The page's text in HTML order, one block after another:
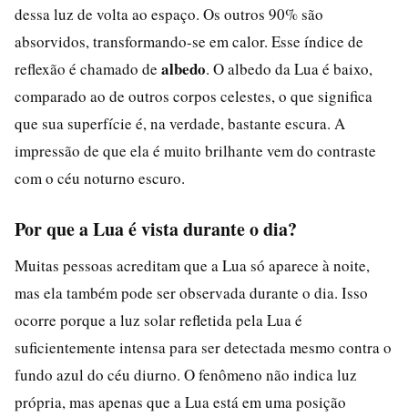
dessa luz de volta ao espaço. Os outros 90% são
absorvidos, transformando-se em calor. Esse índice de
reflexão é chamado de albedo. O albedo da Lua é baixo,
comparado ao de outros corpos celestes, o que significa
que sua superfície é, na verdade, bastante escura. A
impressão de que ela é muito brilhante vem do contraste
com o céu noturno escuro.
Por que a Lua é vista durante o dia?
Muitas pessoas acreditam que a Lua só aparece à noite,
mas ela também pode ser observada durante o dia. Isso
ocorre porque a luz solar refletida pela Lua é
suficientemente intensa para ser detectada mesmo contra o
fundo azul do céu diurno. O fenômeno não indica luz
própria, mas apenas que a Lua está em uma posição